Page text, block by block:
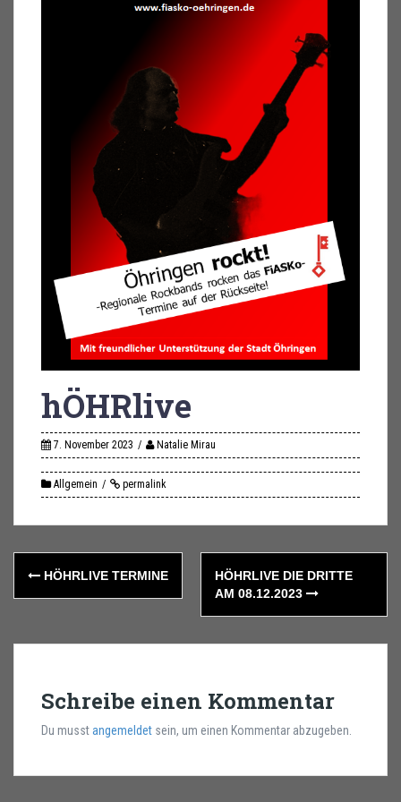
hÖHRlive
7. November 2023 Natalie Mirau
Allgemein permalink
Post
navigation
HÖHRLIVE TERMINE
HÖHRLIVE DIE DRITTE
AM 08.12.2023
Schreibe einen Kommentar
Du musstangemeldet sein, um einen Kommentar abzugeben.